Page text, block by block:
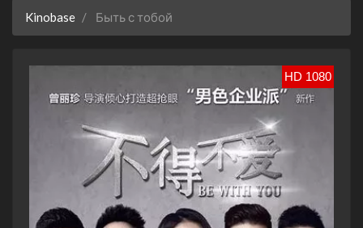
Kinobase Быть с тобой
HD 1080